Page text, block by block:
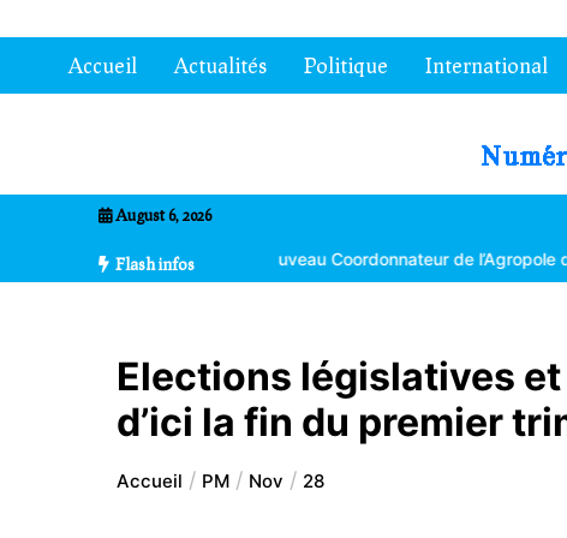
au
contenuAccueil Actualités Politique International
August 6, 2026
Flash infos
Bikpéta nommé nouveau Coordonnateur de l’Agropole de Kara
Elections législatives
d’ici la fin du premier
Accueil PM Nov 28